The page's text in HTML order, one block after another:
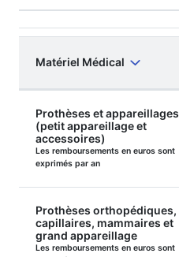
Matériel Médical
Prothèses et appareillages
(petit appareillage et
accessoires)
Les remboursements en euros sont
exprimés par an
Prothèses orthopédiques,
capillaires, mammaires et
grand appareillage
Les remboursements en euros sont